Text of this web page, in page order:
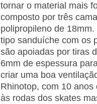
tornar o material mais
composto por três
polipropileno de
tipo sanduíche com os
são apoiadas por tiras
6mm de espessura
criar uma boa
Rhinotop, com 10
às rodas dos skates